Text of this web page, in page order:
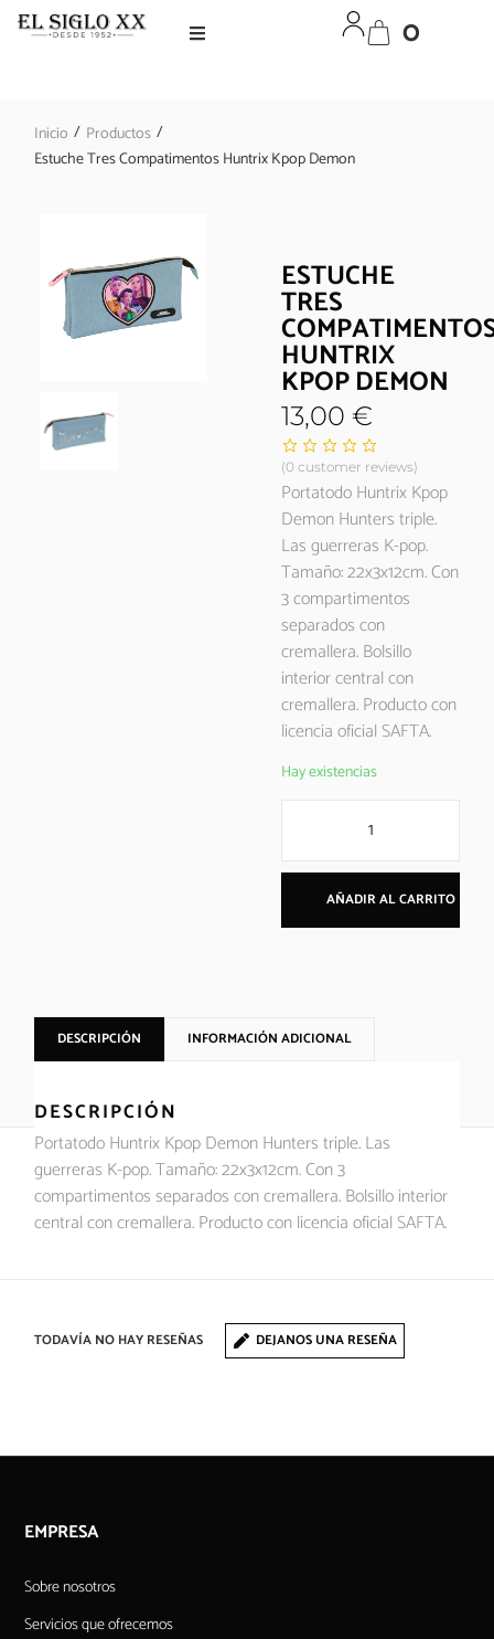
0
Inicio / Productos /
Estuche Tres Compatimentos Huntrix Kpop Demon
ESTUCHE
TRES
HUNTRIX
KPOP DEMON
13,00€
(0 customer reviews)
Portatodo Huntrix Kpop
Demon Hunters triple.
Las guerreras K-pop.
Tamaño: 22x3x12cm. Con
3 compartimentos
separados con
cremallera. Bolsillo
interior central con
cremallera. Producto con
licencia oficial SAFTA.
Hay existencias
AÑADIR AL CARRITO
DESCRIPCIÓN INFORMACIÓN ADICIONAL
DESCRIPCIÓN
Portatodo Huntrix Kpop Demon Hunters triple. Las
guerreras K-pop. Tamaño: 22x3x12cm. Con 3
compartimentos separados con cremallera. Bolsillo interior
central con cremallera. Producto con licencia oficial SAFTA.
TODAVÍA NO HAY RESEÑAS DEJANOS UNA RESEÑA
EMPRESA
Sobre nosotros
Servicios que ofrecemos